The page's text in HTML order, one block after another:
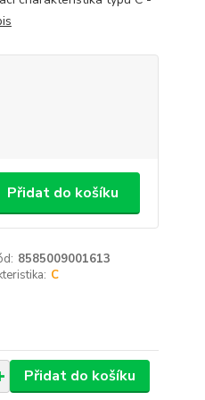
Přidat do košíku
8585009001613
C
Přidat do košíku